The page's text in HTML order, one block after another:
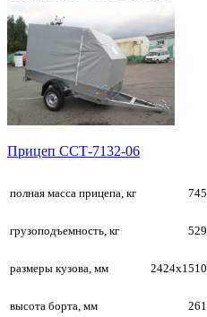
Прицеп ССТ-7132-06
полная масса прицепа, кг 745
грузоподъемность, кг 529
размеры кузова, мм 2424х1510
высота борта, мм 261